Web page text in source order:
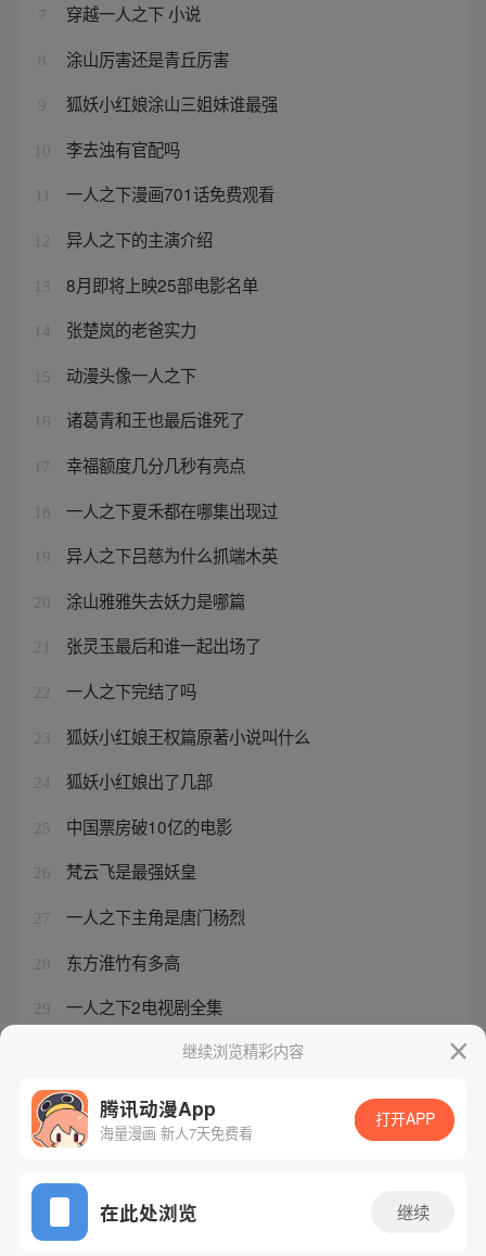
7 穿越一人之下 小说
8 涂山厉害还是青丘厉害
9 狐妖小红娘涂山三姐妹谁最强
10 李去浊有官配吗
一人之下漫画701话免费观看
12 异人之下的主演介绍
13 8月即将上映25部电影名单
14 张楚岚的老爸实力
15 动漫头像一人之下
16 诸葛青和王也最后谁死了
17 幸福额度几分几秒有亮点
18 一人之下夏禾都在哪集出现过
19 异人之下吕慈为什么抓端木英
20 涂山雅雅失去妖力是哪篇
21 张灵玉最后和谁一起出场了
22 一人之下完结了吗
23 狐妖小红娘王权篇原著小说叫什么
24 狐妖小红娘出了几部
25 中国票房破10亿的电影
26 梵云飞是最强妖皇
27 一人之下主角是唐门杨烈
28 东方淮竹有多高
29 一人之下2电视剧全集
狐妖小红娘秦兰是谁的女儿
继续浏览精彩内容
腾讯动漫App
海量漫画 新人7天免费看
打开APP
在此处浏览 继续
网站备案/许可证号：粤B2-20090059-5
Copyright©1998 - 2026 Tencent. All Rights Reserved